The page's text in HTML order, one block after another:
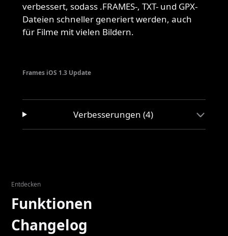
verbessert, sodass .FRAMES-, TXT- und GPX-
Dateien schneller generiert werden, auch
für Filme mit vielen Bildern.
Frames iOS 1.3 Update
Verbesserungen (4)
Entdecken
Funktionen
Changelog